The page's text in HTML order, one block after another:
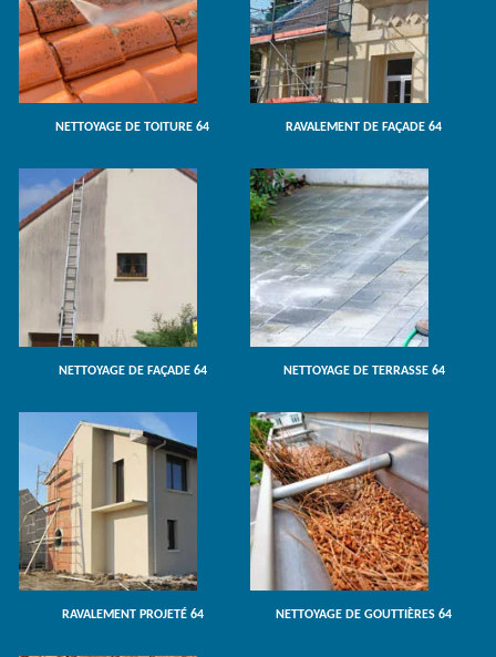
NETTOYAGE DE TOITURE 64 RAVALEMENT DE FAÇADE 64
NETTOYAGE DE FAÇADE 64 NETTOYAGE DE TERRASSE 64
RAVALEMENT PROJETÉ 64 NETTOYAGE DE GOUTTIÈRES 64